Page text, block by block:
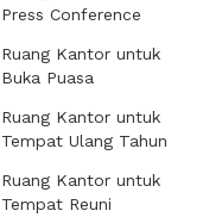
Press Conference
Ruang Kantor untuk
Buka Puasa
Ruang Kantor untuk
Tempat Ulang Tahun
Ruang Kantor untuk
Tempat Reuni